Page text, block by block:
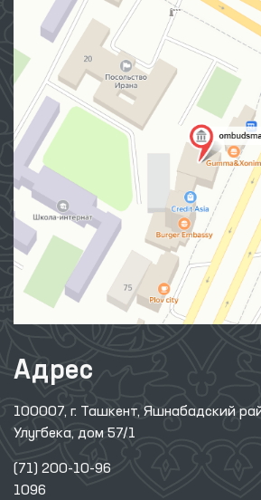
Адрес
100007, г. Ташкент, Яшнабадский
Улугбека, дом 57/1
(71) 200-10-96
1096